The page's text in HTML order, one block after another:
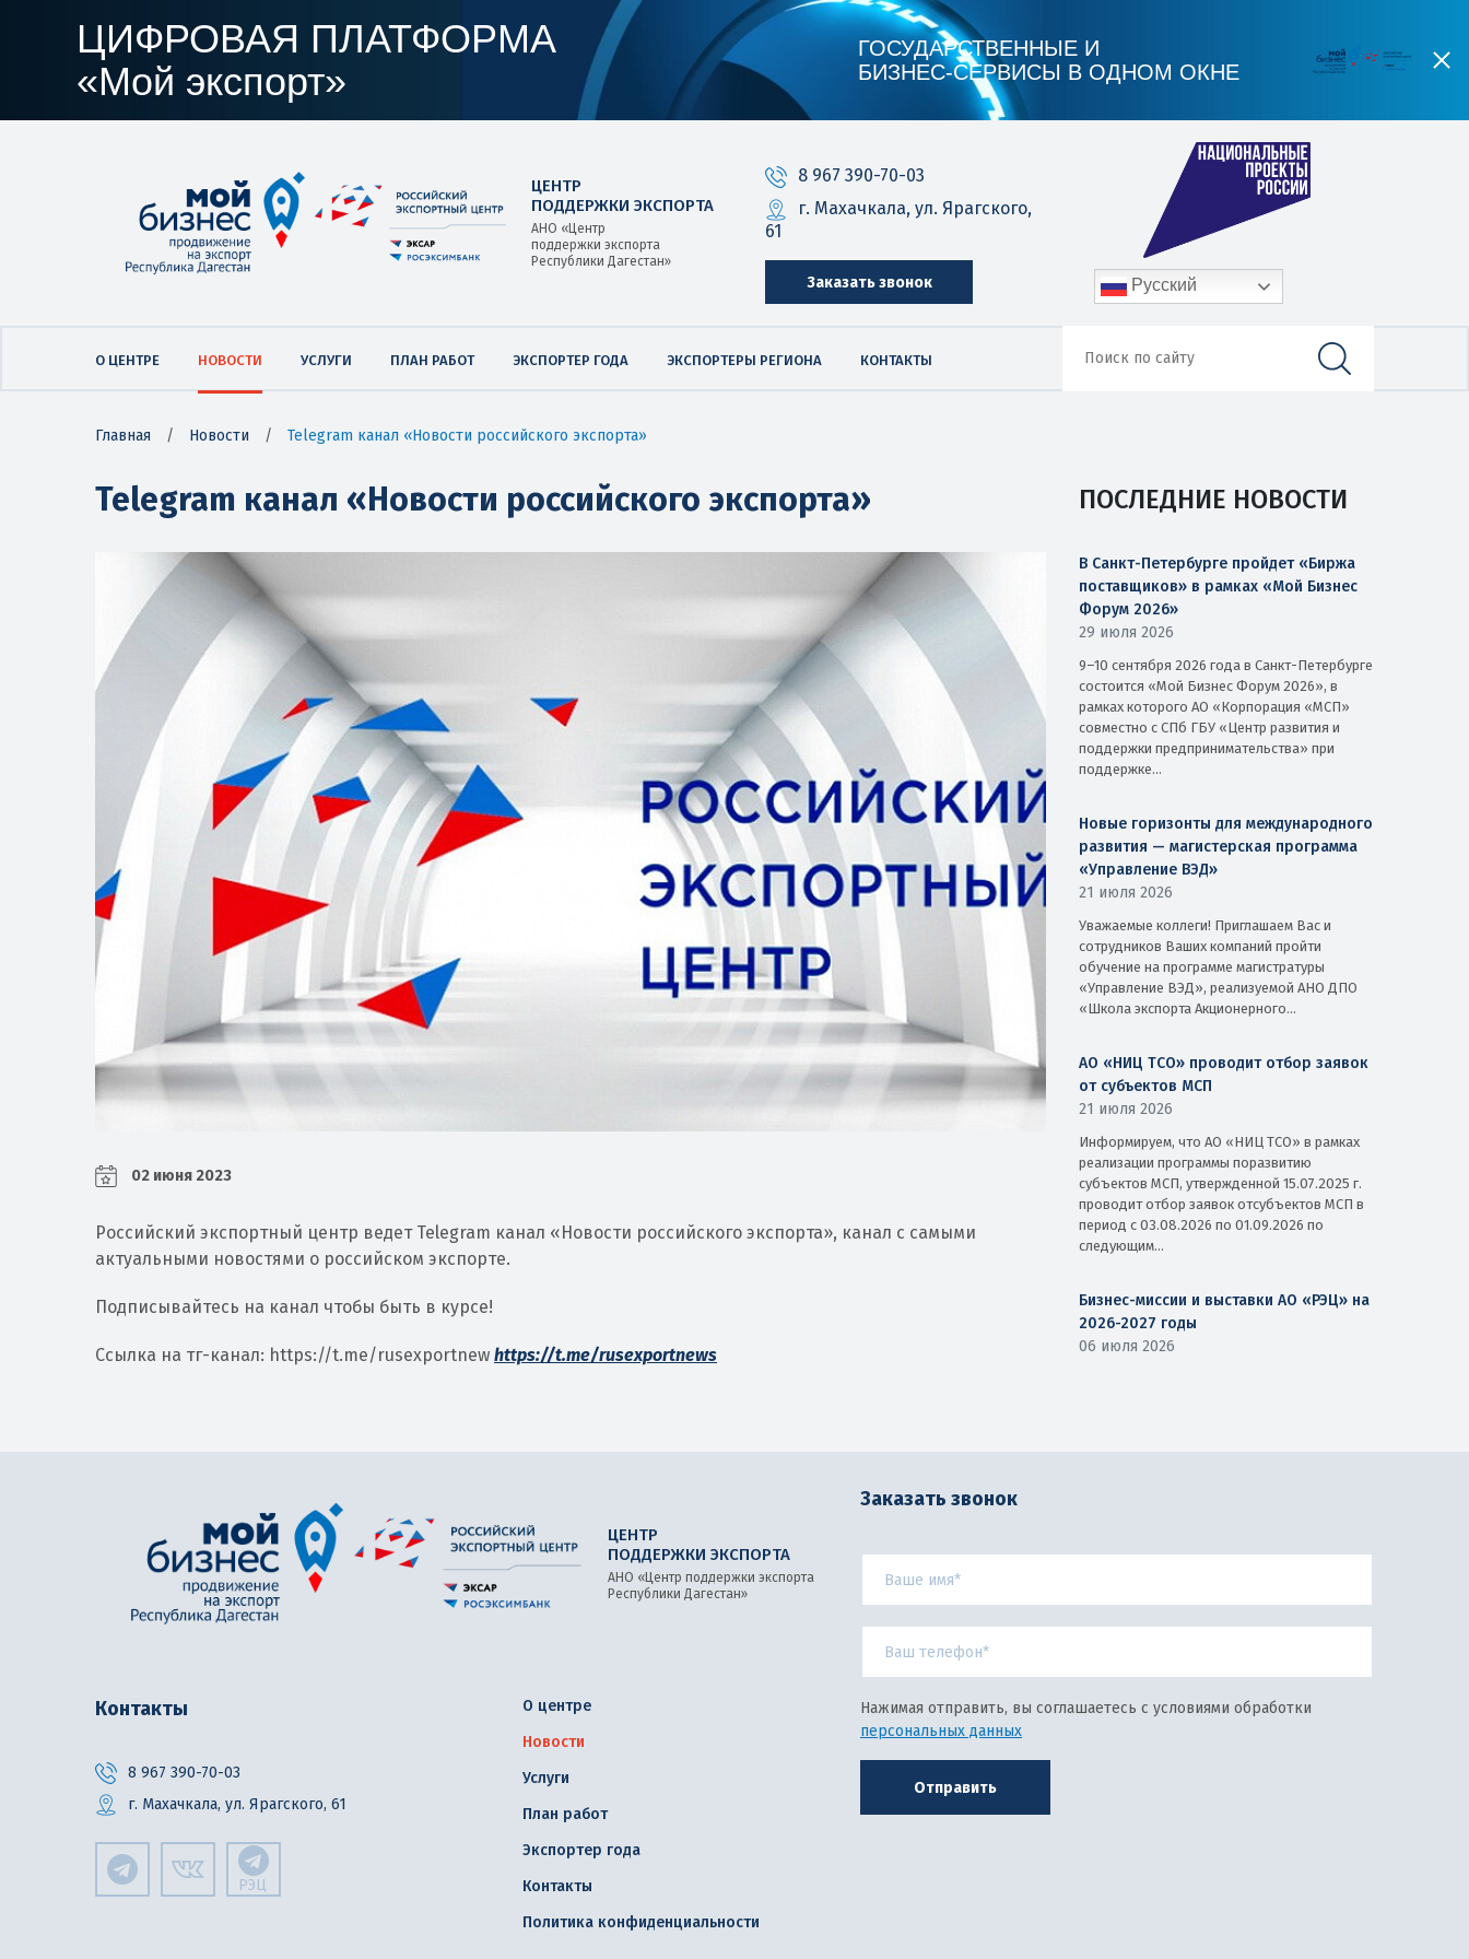
ЦИФРОВАЯ ПЛАТФОРМА
«Мой экспорт»
ГОСУДАРСТВЕННЫЕ И
БИЗНЕС‑СЕРВИСЫ В ОДНОМ ОКНЕ
ЦЕНТР
ПОДДЕРЖКИ ЭКСПОРТА
АНО «Центр
поддержки экспорта
Республики Дагестан»
8 967 390-70-03
г. Махачкала, ул. Ярагского,
61
Заказать звонок Русский
О ЦЕНТРЕ НОВОСТИ УСЛУГИ ПЛАН РАБОТ ЭКСПОРТЕР ГОДА ЭКСПОРТЕРЫ РЕГИОНА КОНТАКТЫ
Главная / Новости / Telegram канал «Новости российского экспорта»
Telegram канал «Новости российского экспорта»
02 июня 2023
Российский экспортный центр ведет Telegram канал «Новости российского экспорта», канал с самыми
актуальными новостями о российском экспорте.
Подписывайтесь на канал чтобы быть в курсе!
Ссылка на тг-канал: https://t.me/rusexportnew https://t.me/rusexportnews
ПОСЛЕДНИЕ НОВОСТИ
В Санкт-Петербурге пройдет «Биржа
поставщиков» в рамках «Мой Бизнес
Форум 2026»
29 июля 2026
9–10 сентября 2026 года в Санкт-Петербурге
состоится «Мой Бизнес Форум 2026», в
рамках которого АО «Корпорация «МСП»
совместно с СПб ГБУ «Центр развития и
поддержки предпринимательства» при
поддержке...
Новые горизонты для международного
развития — магистерская программа
«Управление ВЭД»
21 июля 2026
Уважаемые коллеги! Приглашаем Вас и
сотрудников Ваших компаний пройти
обучение на программе магистратуры
«Управление ВЭД», реализуемой АНО ДПО
«Школа экспорта Акционерного...
АО «НИЦ ТСО» проводит отбор заявок
от субъектов МСП
21 июля 2026
Информируем, что АО «НИЦ ТСО» в рамках
реализации программы поразвитию
субъектов МСП, утвержденной 15.07.2025 г.
проводит отбор заявок отсубъектов МСП в
период с 03.08.2026 по 01.09.2026 по
следующим...
Бизнес-миссии и выставки АО «РЭЦ» на
2026-2027 годы
06 июля 2026
ЦЕНТР
ПОДДЕРЖКИ ЭКСПОРТА
АНО «Центр поддержки экспорта
Республики Дагестан»
Контакты
8 967 390-70-03
г. Махачкала, ул. Ярагского, 61
РЭЦ
О центре
Новости
Услуги
План работ
Экспортер года
Контакты
Политика конфиденциальности
Заказать звонок
Нажимая отправить, вы соглашаетесь с условиями обработки
персональных данных
Отправить